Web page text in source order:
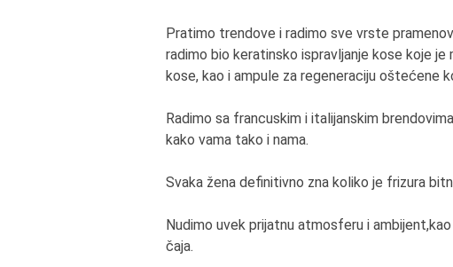
Pratimo trendove i radimo sve vrste
radimo bio keratinsko ispravljanje kose koje
kose, kao i ampule za regeneraciju oštećene
Radimo sa francuskim i italijanskim
kako vama tako i nama.
Svaka žena definitivno zna koliko je frizura
Nudimo uvek prijatnu atmosferu i
čaja.